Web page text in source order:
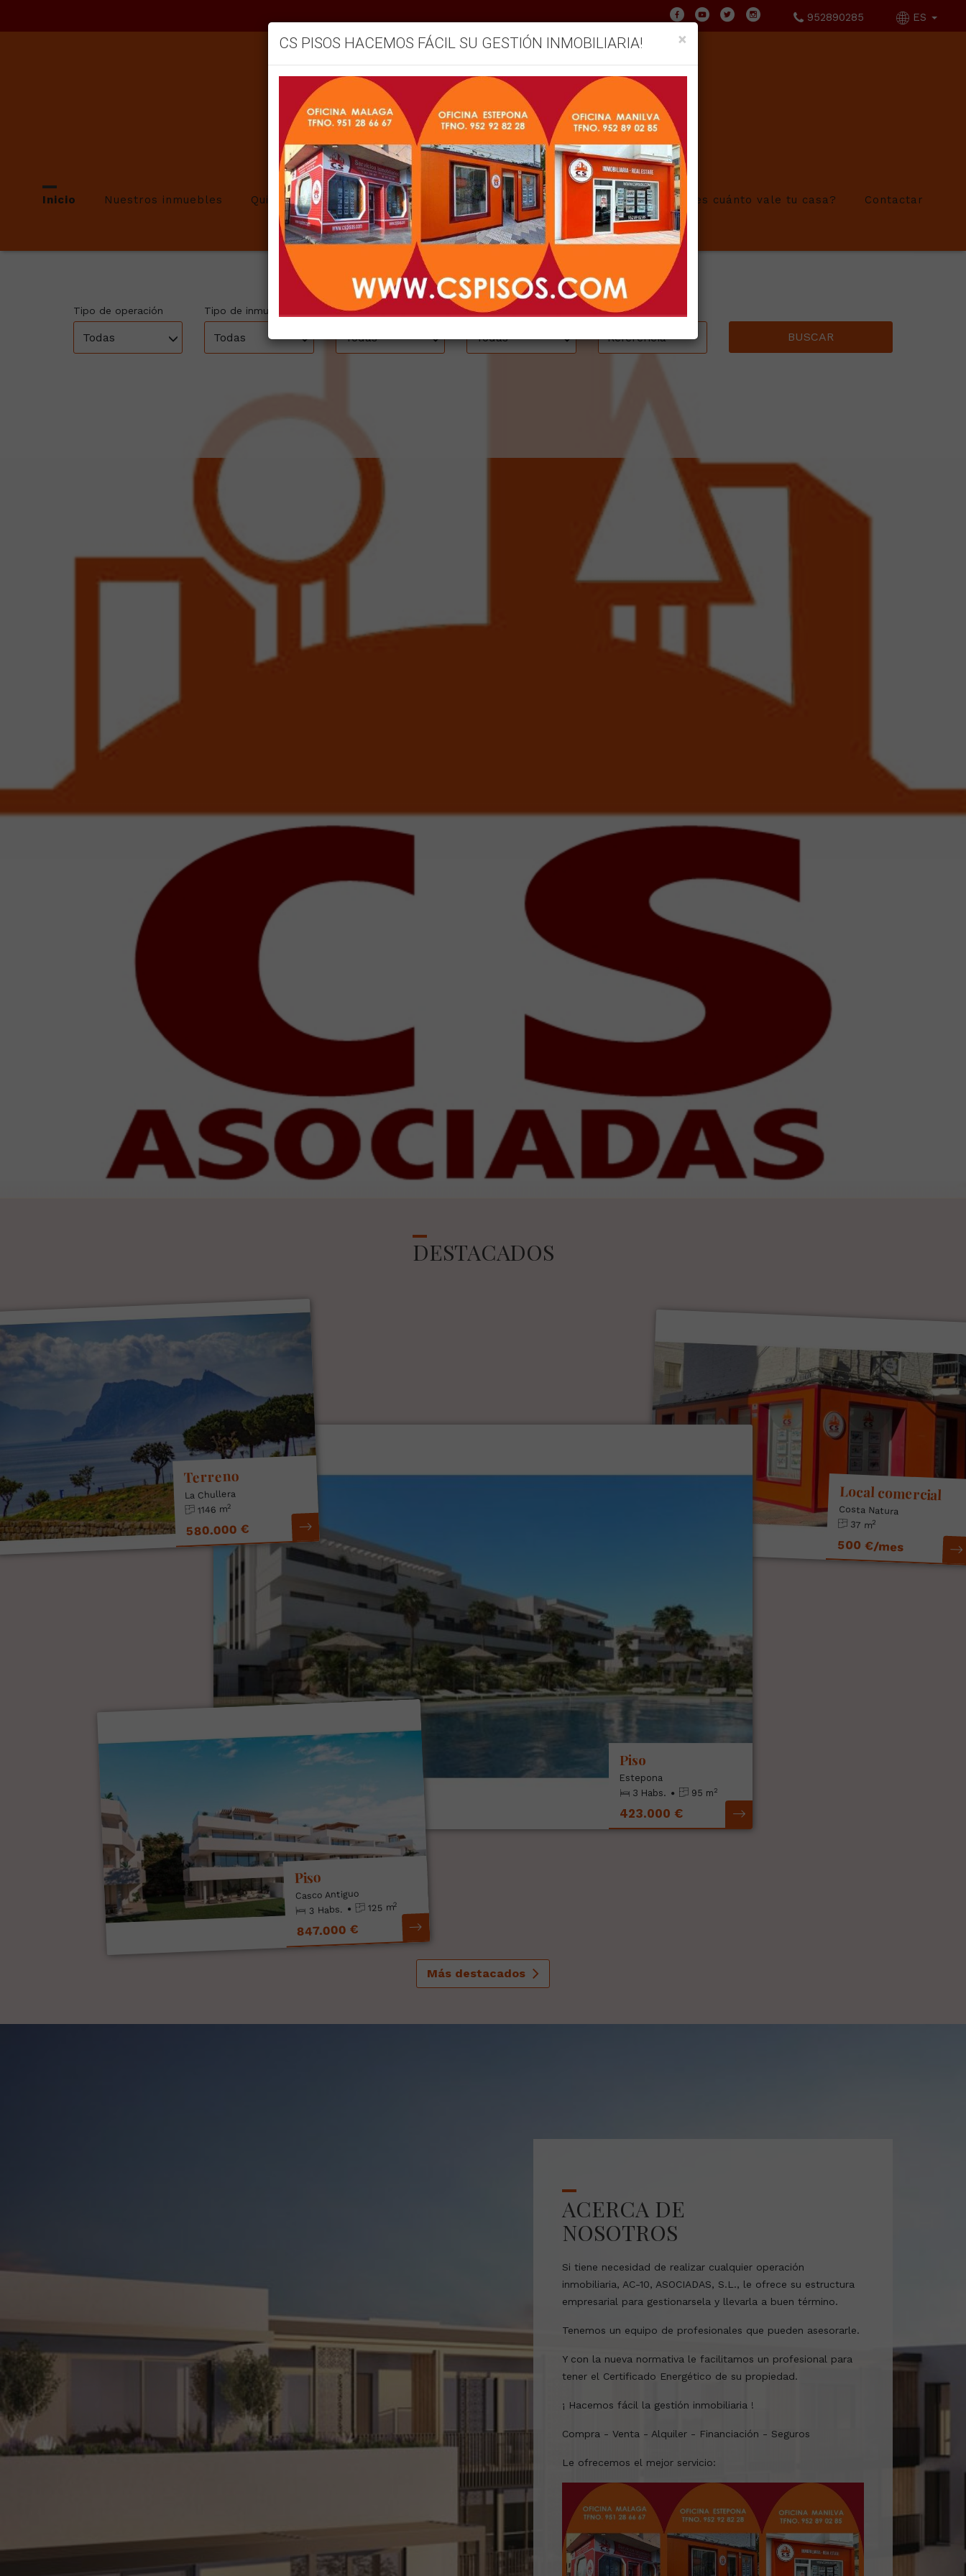
952890285 ES
Inicio Nuestros inmuebles Quienes somos Servicios Vendemos su inmueble Blog ¿Sabes cuánto vale tu casa? Contactar
Tipo de operación
Todas
Tipo de inmueble
Todas
Provincia
Todas
Población
Todas
Referencia
BUSCAR
DESTACADOS
Terreno
La Chullera
1146 m2
580.000 €
Local comercial
Costa Natura
37 m2
500 €/mes
Piso
Estepona
3 Habs.
95 m2
423.000 €
Piso
Casco Antiguo
3 Habs. 125 m2
847.000 €
Más destacados
ACERCA DE
NOSOTROS
Si tiene necesidad de realizar cualquier operación
inmobiliaria, AC-10, ASOCIADAS, S.L., le ofrece su estructura
empresarial para gestionarsela y llevarla a buen término.
Tenemos un equipo de profesionales que pueden asesorarle.
Y con la nueva normativa le facilitamos un profesional para
tener el Certificado Energético de su propiedad.
¡ Hacemos fácil la gestión inmobiliaria !
Compra - Venta - Alquiler - Financiación - Seguros
Le ofrecemos el mejor servicio:
×
CS PISOS HACEMOS FÁCIL SU GESTIÓN INMOBILIARIA!